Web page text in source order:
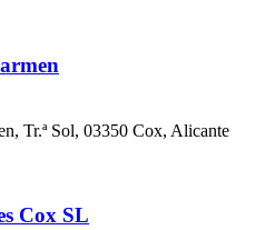
Tr.ª Sol, 03350 Cox, Alicante
Cox SL